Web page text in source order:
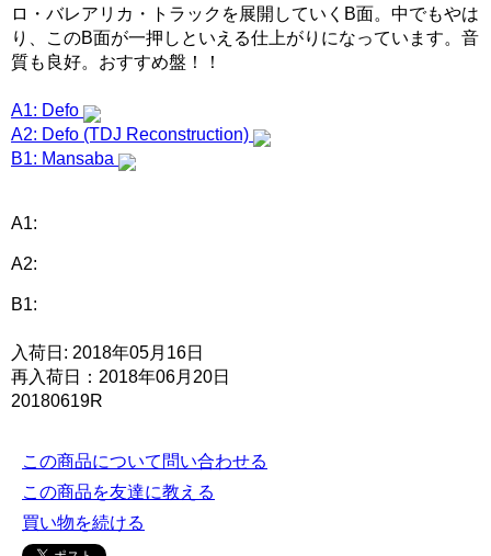
ロ・バレアリカ・トラックを展開していくB面。中でもやは
り、このB面が一押しといえる仕上がりになっています。音
質も良好。おすすめ盤！！
A1: Defo
A2: Defo (TDJ Reconstruction)
B1: Mansaba
A1:
A2:
B1:
入荷日: 2018年05月16日
再入荷日：2018年06月20日
20180619R
この商品について問い合わせる
この商品を友達に教える
買い物を続ける